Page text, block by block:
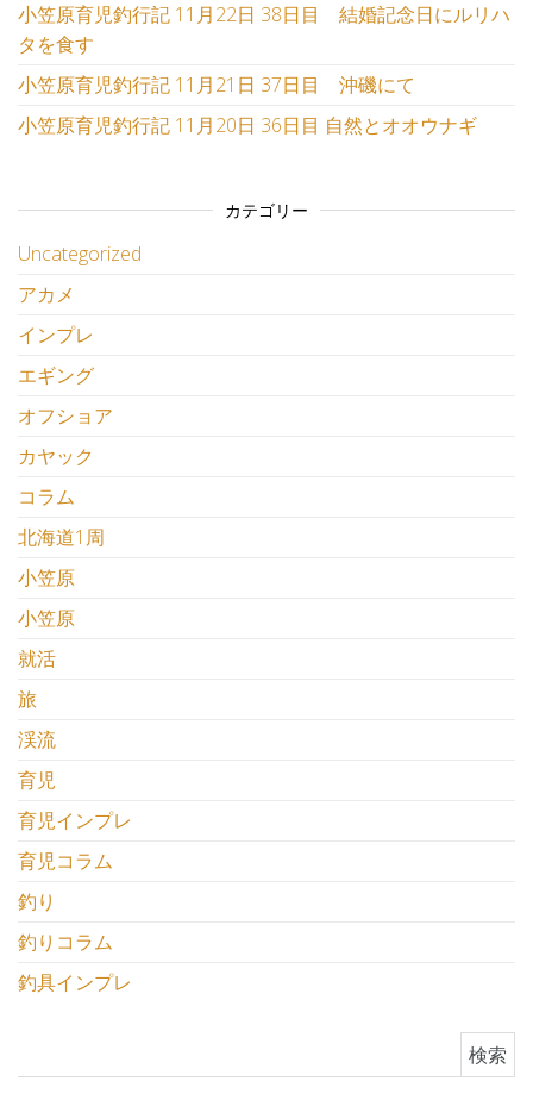
小笠原育児釣行記 11月22日 38日目 結婚記念日にルリハ
タを食す
小笠原育児釣行記 11月21日 37日目 沖磯にて
小笠原育児釣行記 11月20日 36日目 自然とオオウナギ
カテゴリー
Uncategorized
アカメ
インプレ
エギング
オフショア
カヤック
コラム
北海道1周
小笠原
小笠原
就活
旅
渓流
育児
育児インプレ
育児コラム
釣り
釣りコラム
釣具インプレ